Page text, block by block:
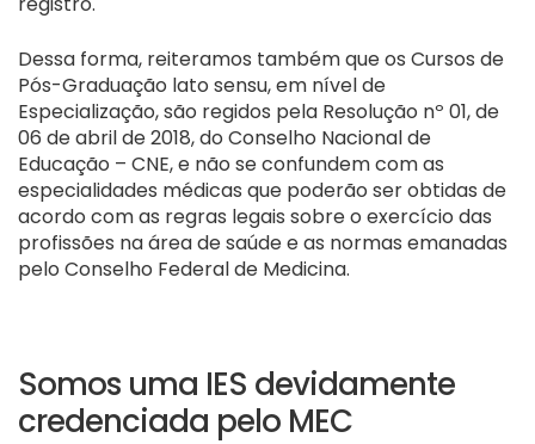
Dessa forma, reiteramos também que os Cursos de
Pós-Graduação lato sensu, em nível de
Especialização, são regidos pela Resolução nº 01, de
06 de abril de 2018, do Conselho Nacional de
Educação – CNE, e não se confundem com as
especialidades médicas que poderão ser obtidas de
acordo com as regras legais sobre o exercício das
profissões na área de saúde e as normas emanadas
pelo Conselho Federal de Medicina.
Somos uma IES devidamente
credenciada pelo MEC